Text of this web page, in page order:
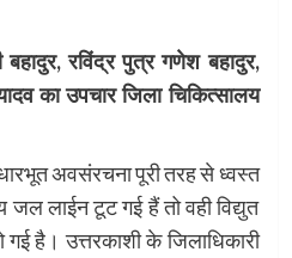
रविंद्र पुत्र गणेश बहादुर,
का उपचार जिला चिकित्सालय
अवसंरचना पूरी तरह से ध्वस्त
लाईन टूट गई हैं तो वही विद्युत
गई है। उत्तरकाशी के जिलाधिकारी